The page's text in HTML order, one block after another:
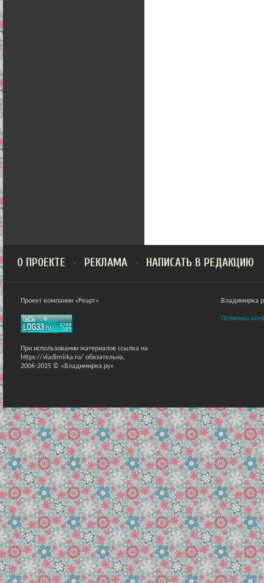
О ПРОЕКТЕ РЕКЛАМА НАПИСАТЬ В РЕДАКЦИЮ
Проект компании «Реарт»
При использовании материалов ссылка на
https://vladimirka.ru/ обязательна.
2006-2025 © «Владимирка.ру»
Владимирка
Политика